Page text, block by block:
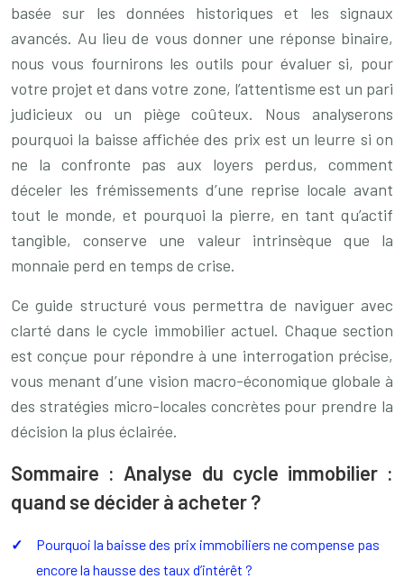
basée sur les données historiques et les signaux
avancés. Au lieu de vous donner une réponse binaire,
nous vous fournirons les outils pour évaluer si, pour
votre projet et dans votre zone, l’attentisme est un pari
judicieux ou un piège coûteux. Nous analyserons
pourquoi la baisse affichée des prix est un leurre si on
ne la confronte pas aux loyers perdus, comment
déceler les frémissements d’une reprise locale avant
tout le monde, et pourquoi la pierre, en tant qu’actif
tangible, conserve une valeur intrinsèque que la
monnaie perd en temps de crise.
Ce guide structuré vous permettra de naviguer avec
clarté dans le cycle immobilier actuel. Chaque section
est conçue pour répondre à une interrogation précise,
vous menant d’une vision macro-économique globale à
des stratégies micro-locales concrètes pour prendre la
décision la plus éclairée.
Sommaire : Analyse du cycle immobilier :
quand se décider à acheter ?
Pourquoi la baisse des prix immobiliers ne compense pas
encore la hausse des taux d’intérêt ?